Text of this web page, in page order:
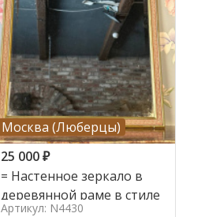
Москва (Люберцы)
25 000₽
= Настенное зеркало в
деревянной раме в стиле
Артикул: N4430